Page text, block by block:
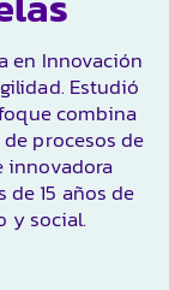
en Innovación
Estudió
combina
procesos de
innovadora
de 15 años de
y social.